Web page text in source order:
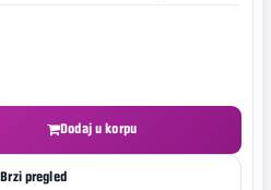
Dodaj u korpu
Brzi pregled